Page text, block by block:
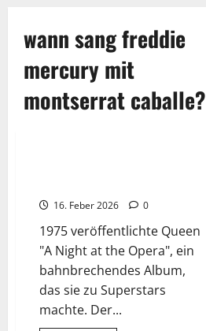
wann sang freddie
mercury mit
montserrat caballe?
16. Feber 2026 0
1975 veröffentlichte Queen
"A Night at the Opera", ein
bahnbrechendes Album,
das sie zu Superstars
machte. Der...